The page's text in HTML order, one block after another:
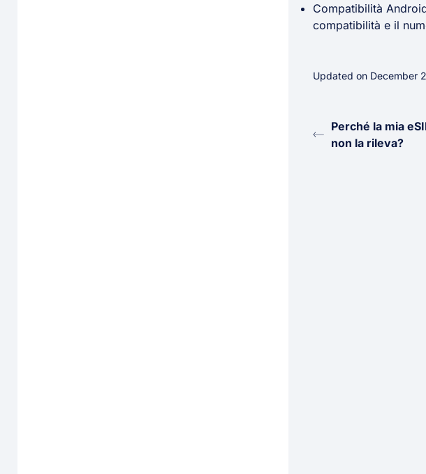
Compatibilità
compatibilità e il
Updated on December
Perché la mia
non la rileva?